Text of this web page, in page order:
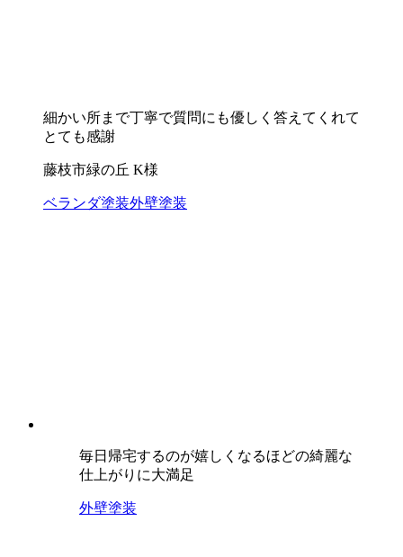
細かい所まで丁寧で質問にも優しく答えてくれて
とても感謝
藤枝市緑の丘 K様
ベランダ塗装外壁塗装
毎日帰宅するのが嬉しくなるほどの綺麗な
仕上がりに大満足
外壁塗装